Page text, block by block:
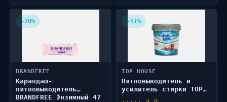
-20%
BRANDFREE
Карандаш-
пятновыводитель
BRANDFREE Энзимный 47
-51%
TOP HOUSE
Пятновыводитель и
усилитель стирки TOP